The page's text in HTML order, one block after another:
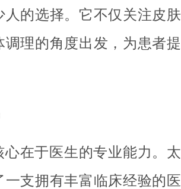
的选择。它不仅关注皮肤
理的角度出发，为患者提
在于医生的专业能力。太
支拥有丰富临床经验的医